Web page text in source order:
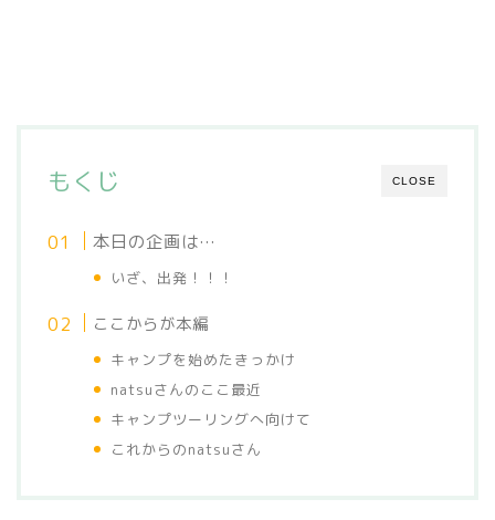
CLOSE
もくじ
本日の企画は…
いざ、出発！！！
ここからが本編
キャンプを始めたきっかけ
natsuさんのここ最近
キャンプツーリングへ向けて
これからのnatsuさん